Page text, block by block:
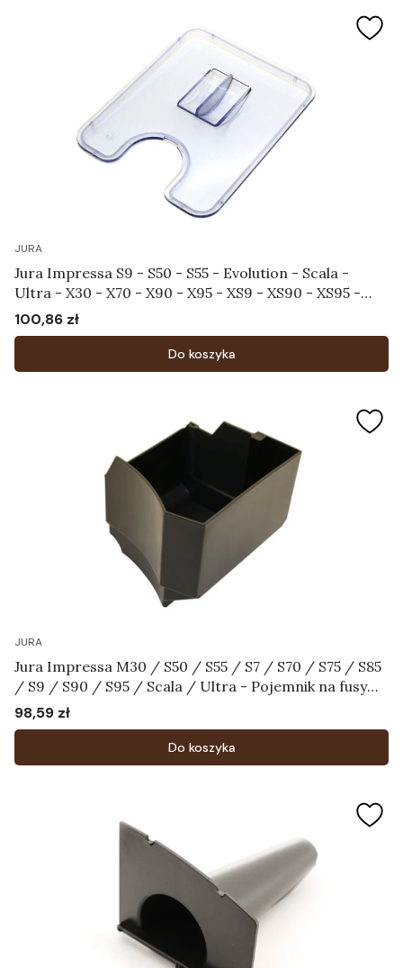
JURA
Jura Impressa S9 - S50 - S55 - Evolution - Scala -
Ultra - X30 - X70 - X90 - X95 - XS9 - XS90 - XS95 -
Pokrywa chroniąca aromat Art.58585
Cena
100,86 zł
Do koszyka
JURA
Jura Impressa M30 / S50 / S55 / S7 / S70 / S75 / S85
/ S9 / S90 / S95 / Scala / Ultra - Pojemnik na fusy
Art.60366
Cena
98,59 zł
Do koszyka